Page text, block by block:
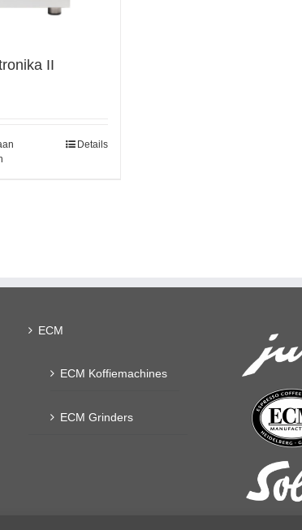
II
Details
ECM
ECM Koffiemachines
ECM Grinders